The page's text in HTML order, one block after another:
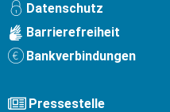
Datenschutz
Barrierefreiheit
Bankverbindungen
Pressestelle